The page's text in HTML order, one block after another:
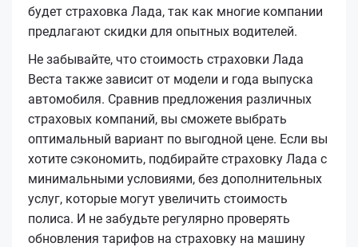
будет страховка Лада, так как многие компании
предлагают скидки для опытных водителей.
Не забывайте, что стоимость страховки Лада
Веста также зависит от модели и года выпуска
автомобиля. Сравнив предложения различных
страховых компаний, вы сможете выбрать
оптимальный вариант по выгодной цене. Если вы
хотите сэкономить, подбирайте страховку Лада с
минимальными условиями, без дополнительных
услуг, которые могут увеличить стоимость
полиса. И не забудьте регулярно проверять
обновления тарифов на страховку на машину